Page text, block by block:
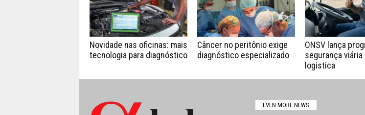
Novidade nas oficinas: mais
tecnologia para diagnóstico
Câncer no peritônio exige
diagnóstico especializado
ONSV lança
segurança viária
logística
EVEN MORE NEWS